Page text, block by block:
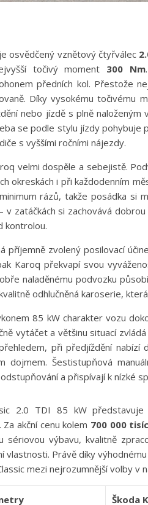
osvědčený vznětový čtyřválec
točivý moment 300 Nm
předních kol. Přestože
Díky vysokému točivému
nebo jízdě s plně
se podle stylu jízdy pohybuje
s vyššími ročními nájezdy.
velmi dospěle a sebejistě.
okreskách i při každodenním
rázů, takže posádka si
v zatáčkách si zachovává
kontrolou.
příjemně zvolený posilovací
Karoq překvapí svou
naladěnému podvozku
odhlučněná karoserie,
85 kW charakter vozu
vytáčet a většinu situací
při předjíždění nabízí
dojmem. Šestistupňová
a přispívají k nízké
2.0 TDI 85 kW
akční cenu kolem 700 000
sériovou výbavu, kvalitně
vlastnosti. Právě díky
mezi nejrozumnější volby v
Škoda